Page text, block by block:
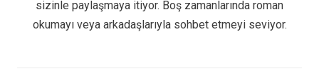
sizinle paylaşmaya itiyor. Boş zamanlarında roman
okumayı veya arkadaşlarıyla sohbet etmeyi seviyor.